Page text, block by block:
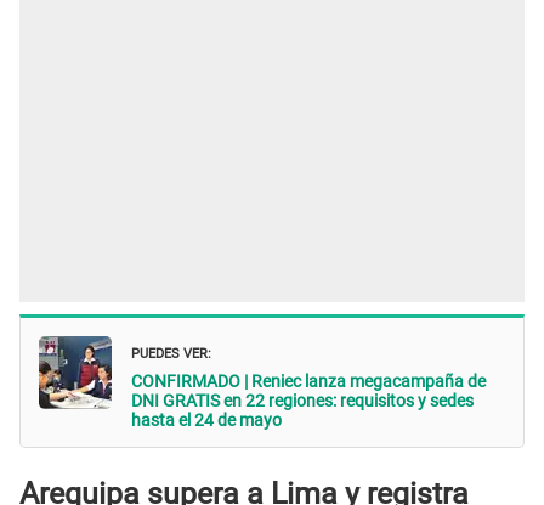
PUEDES VER:
CONFIRMADO | Reniec lanza megacampaña de
DNI GRATIS en 22 regiones: requisitos y sedes
hasta el 24 de mayo
Arequipa supera a Lima y registra